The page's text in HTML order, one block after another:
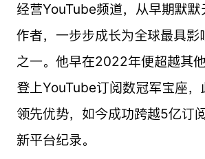
经营YouTube频道，从早期默默
作者，一步步成长为全球最具影
之一。他早在2022年便超越其他
登上YouTube订阅数冠军宝座，
领先优势，如今成功跨越5亿订
新平台纪录。